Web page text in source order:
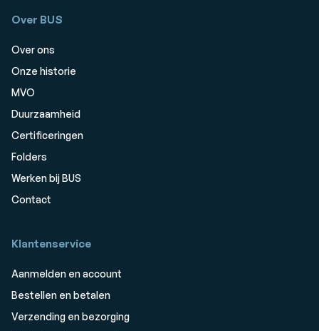
Over BUS
Over ons
Onze historie
MVO
Duurzaamheid
Certificeringen
Folders
Werken bij BUS
Contact
Klantenservice
Aanmelden en account
Bestellen en betalen
Verzending en bezorging